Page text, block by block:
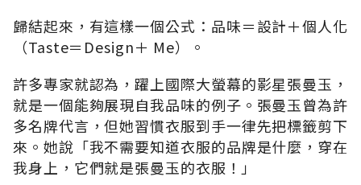
歸結起來，有這樣一個公式：品味＝設計＋個人化
（Taste＝Design＋ Me）。
許多專家就認為，躍上國際大螢幕的影星張曼玉，
就是一個能夠展現自我品味的例子。張曼玉曾為許
多名牌代言，但她習慣衣服到手一律先把標籤剪下
來。她說「我不需要知道衣服的品牌是什麼，穿在
我身上，它們就是張曼玉的衣服！」